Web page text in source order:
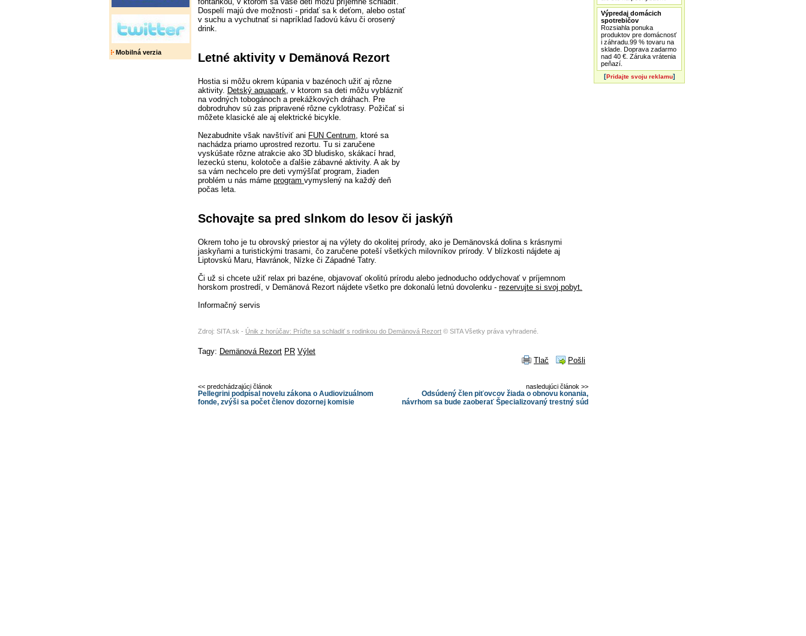
Mobilná verzia
Dospelí majú dve možnosti - pridať sa k deťom, alebo ostať
v suchu a vychutnať si napríklad ľadovú kávu či orosený
drink.
Letné aktivity v Demänová Rezort
Hostia si môžu okrem kúpania v bazénoch užiť aj rôzne
aktivity. Detský aquapark , v ktorom sa deti môžu vyblázniť
na vodných tobogánoch a prekážkových dráhach. Pre
dobrodruhov sú zas pripravené rôzne cyklotrasy. Požičať si
môžete klasické ale aj elektrické bicykle.
Nezabudnite však navštíviť ani FUN Centrum , ktoré sa
nachádza priamo uprostred rezortu. Tu si zaručene
vyskúšate rôzne atrakcie ako 3D bludisko, skákací hrad,
lezeckú stenu, kolotoče a ďalšie zábavné aktivity. A ak by
sa vám nechcelo pre deti vymýšľať program, žiaden
problém u nás máme program vymyslený na každý deň
počas leta.
Schovajte sa pred slnkom do lesov či jaskýň
Okrem toho je tu obrovský priestor aj na výlety do okolitej prírody, ako je Demänovská dolina s krásnymi
jaskyňami a turistickými trasami, čo zaručene poteší všetkých milovníkov prírody. V blízkosti nájdete aj
Liptovskú Maru, Havránok, Nízke či Západné Tatry.
Či už si chcete užiť relax pri bazéne, objavovať okolitú prírodu alebo jednoducho oddychovať v príjemnom
horskom prostredí, v Demänová Rezort nájdete všetko pre dokonalú letnú dovolenku - rezervujte si svoj pobyt.
Informačný servis
Zdroj: SITA.sk - Únik z horúčav: Príďte sa schladiť s rodinkou do Demänová Rezort © SITA Všetky práva vyhradené.
Tagy: Demänová Rezort PR Výlet
Tlač
Pošli
nasledujúci článok >>
Odsúdený člen piťovcov žiada o obnovu konania,
návrhom sa bude zaoberať Špecializovaný trestný súd
<< predchádzajúci článok
Pellegrini podpísal novelu zákona o Audiovizuálnom
fonde, zvýši sa počet členov dozornej komisie
Výpredaj domácich
spotrebičov
Rozsiahla ponuka
produktov pre domácnosť
i záhradu.99 % tovaru na
sklade. Doprava zadarmo
nad 40 €. Záruka vrátenia
peňazí.
[Pridajte svoju reklamu]